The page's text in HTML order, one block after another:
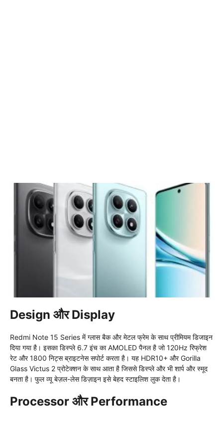
Design और Display
Redmi Note 15 Series में ग्लास बैक और मेटल फ्रेम के साथ प्रीमियम डिजाइन
दिया गया है। इसका डिस्प्ले 6.7 इंच का AMOLED पैनल है जो 120Hz रिफ्रेश
रेट और 1800 निट्स ब्राइटनेस सपोर्ट करता है। यह HDR10+ और Gorilla
Glass Victus 2 प्रोटेक्शन के साथ आता है जिससे डिस्प्ले और भी शार्प और स्मूद
बनता है। फुल व्यू बेज़ल-लेस डिज़ाइन इसे बेहद स्टाइलिश लुक देता है।
Processor और Performance